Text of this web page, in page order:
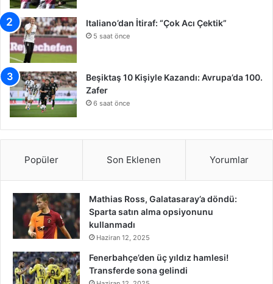
Italiano’dan İtiraf: “Çok Acı Çektik”
5 saat önce
Beşiktaş 10 Kişiyle Kazandı: Avrupa’da 100.
Zafer
6 saat önce
Popüler Son Eklenen Yorumlar
Mathias Ross, Galatasaray’a döndü:
Sparta satın alma opsiyonunu
kullanmadı
Haziran 12, 2025
Fenerbahçe’den üç yıldız hamlesi!
Transferde sona gelindi